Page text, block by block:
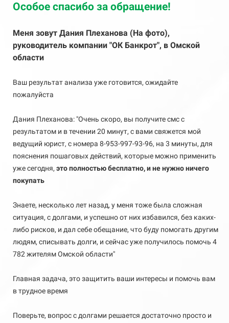
Особое спасибо за обращение!
Меня зовут Дания Плеханова (На фото),
руководитель компании "ОК Банкрот", в Омской
области
Ваш результат анализа уже готовится, ожидайте
пожалуйста
Дания Плеханова: "Очень скоро, вы получите смс с
результатом и в течении 20 минут, с вами свяжется мой
ведущий юрист, с номера 8-953-997-93-96, на 3 минуты, для
пояснения пошаговых действий, которые можно применить
уже сегодня, это полностью бесплатно, и не нужно ничего
покупать
Знаете, несколько лет назад, у меня тоже была сложная
ситуация, с долгами, и успешно от них избавился, без каких-
либо рисков, и дал себе обещание, что буду помогать другим
людям, списывать долги, и сейчас уже получилось помочь 4
782 жителям Омской области"
Главная задача, это защитить ваши интересы и помочь вам
в трудное время
Поверьте, вопрос с долгами решается достаточно просто и